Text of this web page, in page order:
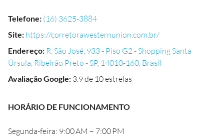
Telefone: (16) 3625-3884
Site: https://corretorawesternunion.com.br/
Endereço: R. São José, 933 - Piso G2 - Shopping Santa
Úrsula, Ribeirão Preto - SP, 14010-160, Brasil
Avaliação Google: 3.9 de 10 estrelas
HORÁRIO DE FUNCIONAMENTO
Segunda-feira: 9:00 AM – 7:00 PM